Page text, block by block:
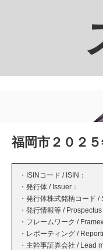
福岡市２０２
・ISINコード / ISIN：
・発行体 / Issuer：
・発行体株式銘柄コード /
・発行情報等 / Prospectus
・フレームワーク /
・レポーティング /
・主幹事証券会社 / Lead